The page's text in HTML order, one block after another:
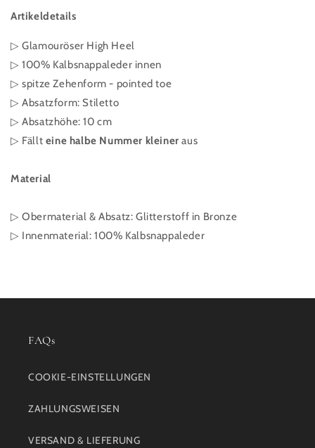
Artikeldetails
▷ Glamouröser High Heel
▷ 100% Kalbsnappaleder innen
▷ spitze Zehenform - pointed toe
▷Absatzform: Stiletto
▷ Absatzhöhe: 10 cm
▷ Fällt eine halbe Nummer kleiner aus
Material
▷ Obermaterial & Absatz:Glitterstoff in Bronze
▷ Innenmaterial: 100% Kalbsnappaleder
FAQs
COOKIE-EINSTELLUNGEN
ZAHLUNGSWEISEN
VERSAND & LIEFERUNG